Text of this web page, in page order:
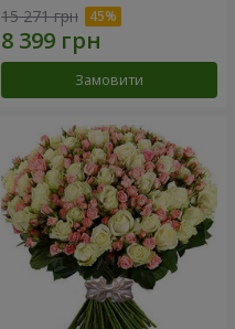
15 271 грн
Замовити